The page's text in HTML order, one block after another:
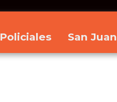
Policiales San Juan